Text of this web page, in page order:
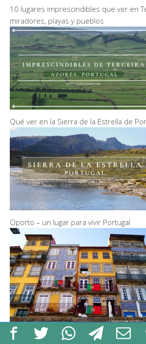
10 lugares imprescindibles que ver en
miradores, playas y pueblos
Qué ver en la Sierra de la Estrella de
Oporto – un lugar para vivir Portugal
Alojamiento en São Miguel, las Azores